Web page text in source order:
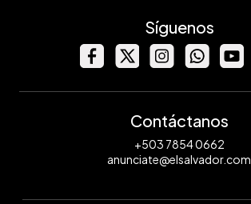
Síguenos
Contáctanos
+503 7854 0662
anunciate@elsalvador.com